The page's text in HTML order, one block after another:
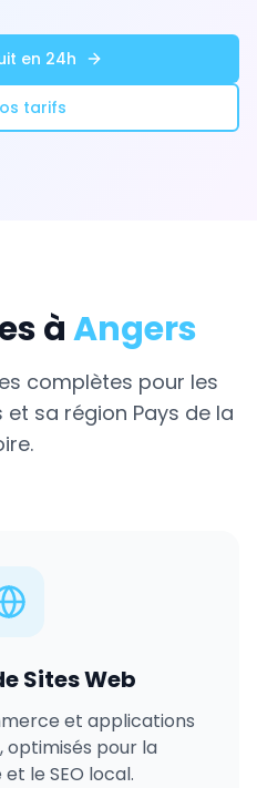
en 24h
tarifs
àAngers
complètes pour les
et sa région Pays de la
.
Sites Web
et applications
optimisés pour la
le SEO local.